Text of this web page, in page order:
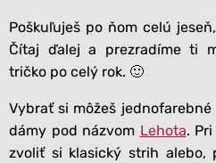
Poškuľuješ po ňom celú
Čítaj ďalej a prezradíme ti
tričko po celý rok. 🙂
Vybrať si môžeš
dámy pod názvom Lehota.
zvoliť si klasický strih alebo,